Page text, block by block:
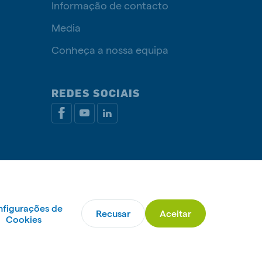
Informação de contacto
Media
Conheça a nossa equipa
REDES SOCIAIS
© De Heus Nutrição Animal
de
Cookies
Recusar Aceitar